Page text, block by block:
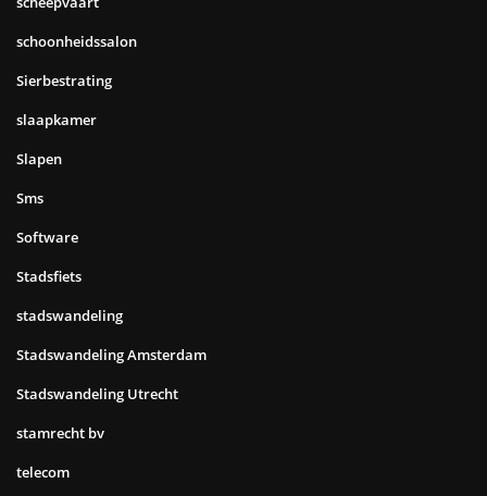
schoonheidssalon
Sierbestrating
slaapkamer
Slapen
Sms
Software
Stadsfiets
stadswandeling
Stadswandeling Amsterdam
Stadswandeling Utrecht
stamrecht bv
telecom